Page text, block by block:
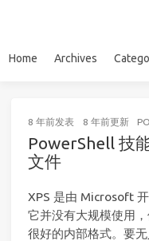
Home Archives
8 年前发表 8 年前更新
PowerShell 技
文件
XPS 是由 Microsoft
它并没有大规模使用
很好的内部格式。要